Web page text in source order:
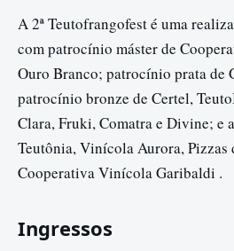
A 2ª Teutofrangofest é uma
com patrocínio máster de
Ouro Branco; patrocínio prata de
patrocínio bronze de Certel,
Clara, Fruki, Comatra e Divine; e
Teutônia, Vinícola Aurora, Pizzas
Cooperativa Vinícola Garibaldi .
Ingressos